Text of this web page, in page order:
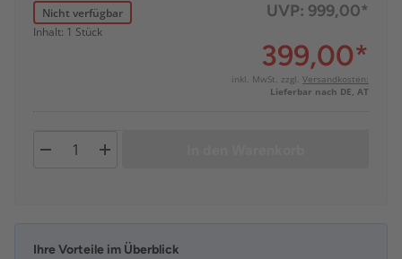
Nicht verfügbar
Inhalt: 1 Stück
UVP: 999,00*
399,00*
inkl. MwSt. zzgl. Versandkosten:
Lieferbar nach DE, AT
Ihre Vorteile im Überblick